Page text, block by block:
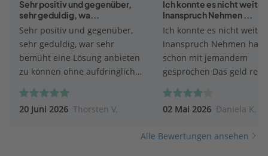
Sehr positiv und gegenüber,
sehr geduldig, wa...
Sehr positiv und gegenüber,
sehr geduldig, war sehr
bemüht eine Lösung anbieten
zu können ohne aufdringlich
20 Juni 2026 Thorsten V.
Ich konnte es nicht weiter
Inanspruch Nehmen ...
Ich konnte es nicht weiter
Inanspruch Nehmen
schon mit jemandem
gesprochen Das geld reicht
Kröher
02 Mai 2026 Daniela K.
Alle Bewertungen ansehen